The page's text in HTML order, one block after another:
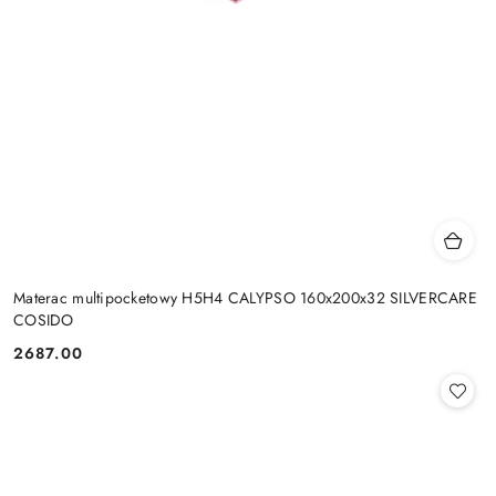
Materac multipocketowy H5H4 CALYPSO 160x200x32 SILVERCARE
COSIDO
Cena:
2687.00